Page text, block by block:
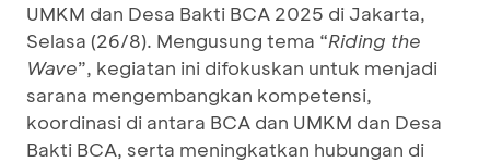
UMKM dan Desa Bakti BCA 2025 di Jakarta,
Selasa (26/8). Mengusung tema “Riding the
Wave”, kegiatan ini difokuskan untuk menjadi
sarana mengembangkan kompetensi,
koordinasi di antara BCA dan UMKM dan Desa
Bakti BCA, serta meningkatkan hubungan di